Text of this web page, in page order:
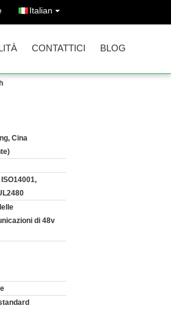
Italian
CONTATTICI BLOG
Cina
ISO14001,
di 48v